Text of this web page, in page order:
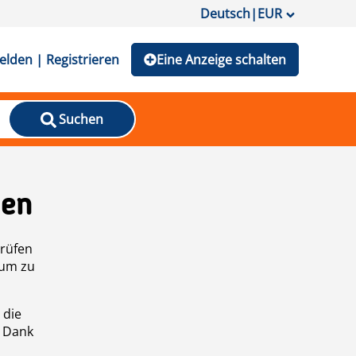
Deutsch|EUR
| Registrieren Eine Anzeige schalten
Suchen
zu
die